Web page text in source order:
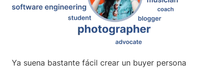
Ya suena bastante fácil crear un buyer persona